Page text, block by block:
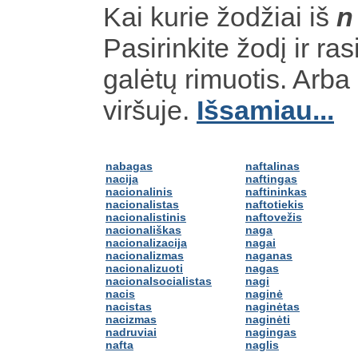
Kai kurie žodžiai iš n
Pasirinkite žodį ir
galėtų rimuotis.
viršuje. Išsamiau...
nabagas
nacija
nacionalinis
nacionalistas
nacionalistinis
nacionališkas
nacionalizacija
nacionalizmas
nacionalizuoti
nacionalsocialistas
nacis
nacistas
nacizmas
nadruviai
nafta
naftalinas
naftingas
naftininkas
naftotiekis
naftovežis
naga
nagai
naganas
nagas
nagi
naginė
naginėtas
naginėti
nagingas
naglis